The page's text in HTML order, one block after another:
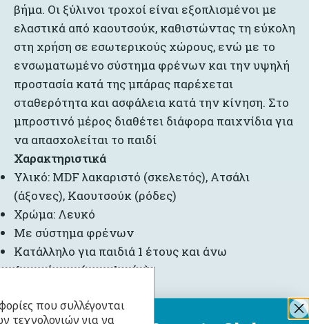
βήμα. Οι ξύλινοι τροχοί είναι εξοπλισμένοι με
ελαστικά από καουτσούκ, καθιστώντας τη εύκολη
στη χρήση σε εσωτερικούς χώρους, ενώ με το
ενσωματωμένο σύστημα φρένων και την υψηλή
προστασία κατά της μπάρας παρέχεται
σταθερότητα και ασφάλεια κατά την κίνηση. Στο
μπροστινό μέρος διαθέτει διάφορα παιχνίδια για
να απασχολείται το παιδί
Χαρακτηριστικά
Υλικό: MDF λακαριστό (σκελετός), Ατσάλι
(άξονες), Καουτσούκ (ρόδες)
Χρώμα: Λευκό
Με σύστημα φρένων
Κατάλληλο για παιδιά 1 έτους και άνω
Διαστάσεις (συνολικές)
Μήκος: 38cm
που συλλέγονται
τεχνολογιών για να